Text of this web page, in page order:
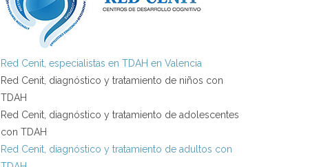
Red Cenit, especialistas en TDAH en Valencia
Red Cenit, diagnóstico y tratamiento de niños con
TDAH
Red Cenit, diagnóstico y tratamiento de adolescentes
con TDAH
Red Cenit, diagnóstico y tratamiento de adultos con